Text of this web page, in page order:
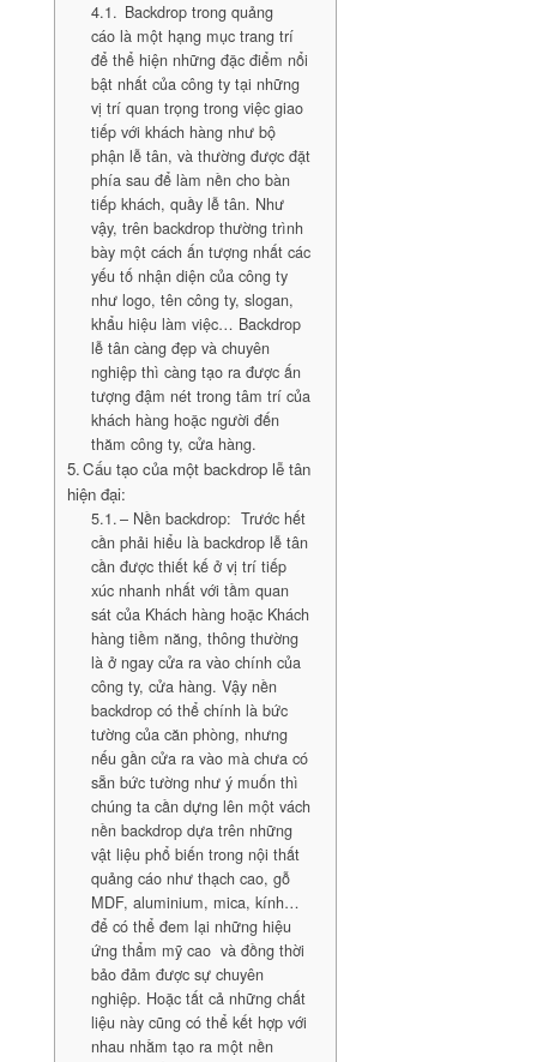
Backdrop trong quảng
cáo là một hạng mục trang trí
để thể hiện những đặc điểm nổi
bật nhất của công ty tại những
vị trí quan trọng trong việc giao
tiếp với khách hàng như bộ
phận lễ tân, và thường được đặt
phía sau để làm nền cho bàn
tiếp khách, quầy lễ tân. Như
vậy, trên backdrop thường trình
bày một cách ấn tượng nhất các
yếu tố nhận diện của công ty
như logo, tên công ty, slogan,
khẩu hiệu làm việc… Backdrop
lễ tân càng đẹp và chuyên
nghiệp thì càng tạo ra được ấn
tượng đậm nét trong tâm trí của
khách hàng hoặc người đến
thăm công ty, cửa hàng.
Cấu tạo của một backdrop lễ tân
hiện đại:
– Nền backdrop: Trước hết
cần phải hiểu là backdrop lễ tân
cần được thiết kế ở vị trí tiếp
xúc nhanh nhất với tầm quan
sát của Khách hàng hoặc Khách
hàng tiềm năng, thông thường
là ở ngay cửa ra vào chính của
công ty, cửa hàng. Vậy nền
backdrop có thể chính là bức
tường của căn phòng, nhưng
nếu gần cửa ra vào mà chưa có
sẵn bức tường như ý muốn thì
chúng ta cần dựng lên một vách
nền backdrop dựa trên những
vật liệu phổ biến trong nội thất
quảng cáo như thạch cao, gỗ
MDF, aluminium, mica, kính…
để có thể đem lại những hiệu
ứng thẩm mỹ cao và đồng thời
bảo đảm được sự chuyên
nghiệp. Hoặc tất cả những chất
liệu này cũng có thể kết hợp với
nhau nhằm tạo ra một nền